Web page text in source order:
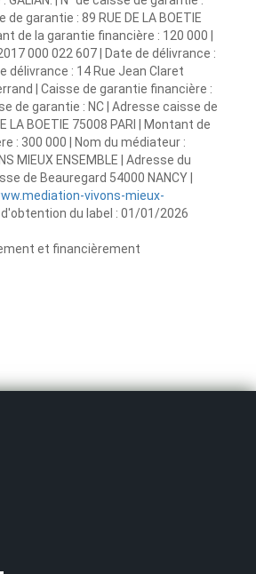
de garantie : 89 RUE DE LA BOETIE
de la garantie financière : 120 000 |
000 022 607 | Date de délivrance :
délivrance : 14 Rue Jean Claret
| Caisse de garantie financière :
de garantie : NC | Adresse caisse de
LA BOETIE 75008 PARI | Montant de
: 300 000 | Nom du médiateur :
MIEUX ENSEMBLE | Adresse du
de Beauregard 54000 NANCY |
vivons-mieux-
d'obtention du label : 01/01/2026
et financièrement